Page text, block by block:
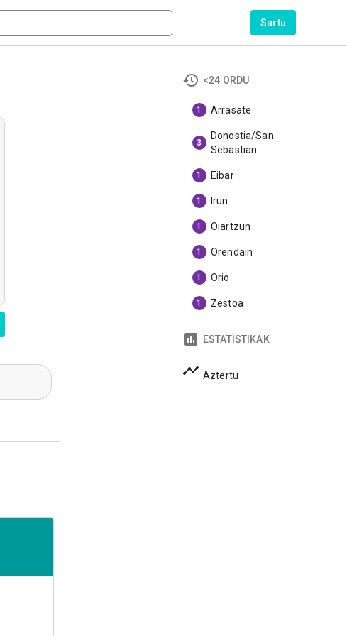
Sartu
<24 ORDU
1 Arrasate
3
Donostia/San
Sebastian
1 Eibar
1 Irun
1 Oiartzun
1 Orendain
1 Orio
1 Zestoa
ESTATISTIKAK
Aztertu